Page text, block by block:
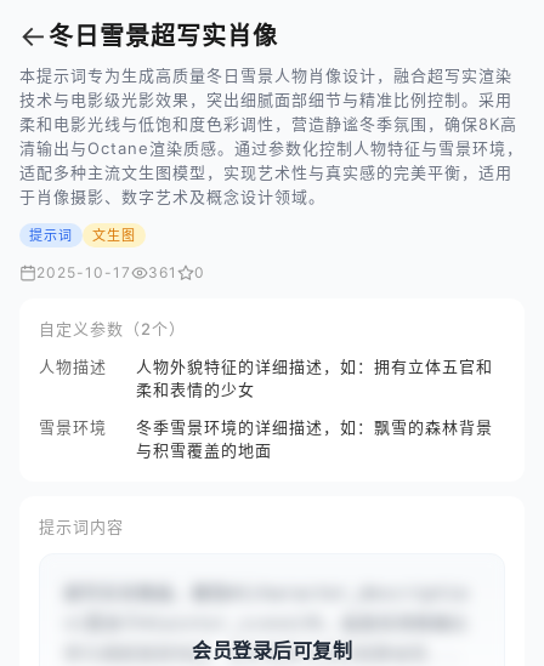
←冬日雪景超写实肖像
本提示词专为生成高质量冬日雪景人物肖像设计，融合超写实渲染
技术与电影级光影效果，突出细腻面部细节与精准比例控制。采用
柔和电影光线与低饱和度色彩调性，营造静谧冬季氛围，确保8K高
清输出与Octane渲染质感。通过参数化控制人物特征与雪景环境，
适配多种主流文生图模型，实现艺术性与真实感的完美平衡，适用
于肖像摄影、数字艺术及概念设计领域。
提示词 文生图
2025-10-17 361 0
自定义参数（2个）
人物描述
人物外貌特征的详细描述，如：拥有立体五官和
柔和表情的少女
雪景环境
冬季雪景环境的详细描述，如：飘雪的森林背景
与积雪覆盖的地面
提示词内容
例与细腻面部刻画，柔和电影光线营造静谧氛...
会员登录后可复制